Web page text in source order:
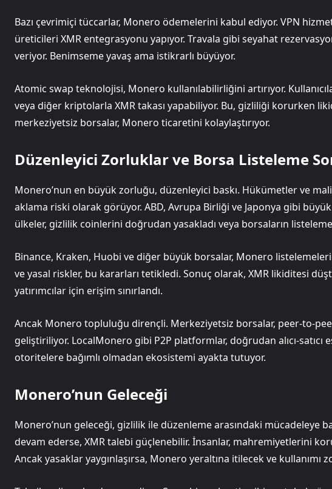
Bazı çevrimiçi tüccarlar, Monero ödemelerini kabul ediyor. VPN
üreticileri XMR entegrasyonu yapıyor. Travala gibi seyahat
veriyor. Benimseme yavaş ama istikrarlı büyüyor.
Atomic swap teknolojisi, Monero kullanılabilirliğini artırıyor.
veya diğer kriptolarla XMR takası yapabiliyor. Bu, gizliliği korurken
merkeziyetsiz borsalar, Monero ticaretini kolaylaştırıyor.
Düzenleyici Zorluklar ve Borsa Listeleme
Monero’nun en büyük zorluğu, düzenleyici baskı. Hükümetler ve
aklama riski olarak görüyor. ABD, Avrupa Birliği ve Japonya gibi büyük
ülkeler, gizlilik coinlerini doğrudan yasakladı veya borsaların
Binance, Kraken, Huobi ve diğer büyük borsalar, Monero
ve yasal riskler, bu kararları tetikledi. Sonuç olarak, XMR likiditesi
yatırımcılar için erişim sınırlandı.
Ancak Monero topluluğu dirençli. Merkeziyetsiz borsalar, peer-to-
geliştiriliyor. LocalMonero gibi P2P platformlar, doğrudan alıcı-satıcı
otoritelere bağımlı olmadan ekosistemi ayakta tutuyor.
Monero’nun Geleceği
Monero’nun geleceği, gizlilik ile düzenleme arasındaki mücadeleye
devam ederse, XMR talebi güçlenebilir. İnsanlar, mahremiyetlerini
Ancak yasaklar yaygınlaşırsa, Monero yeraltına itilecek ve kullanımı